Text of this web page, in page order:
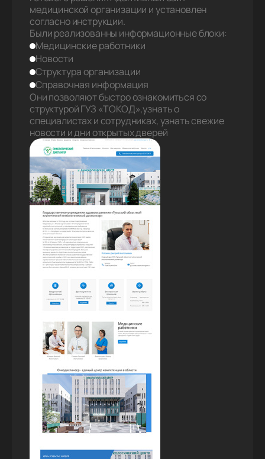
медицинской организации и установлен
согласно инструкции.
Были реализованны информационные блоки:
Медицинские работники
Новости
Структура организации
Справочная информация
Они позволяют быстро ознакомиться со
структурой ГУЗ «ТОКОД»,узнать о
специалистах и сотрудниках, узнать свежие
новости и дни открытых дверей